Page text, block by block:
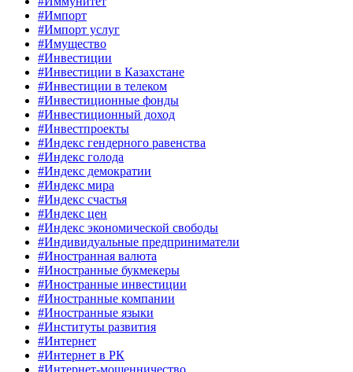
#Импорт
#Импорт услуг
#Имущество
#Инвестиции
#Инвестиции в Казахстане
#Инвестиции в телеком
#Инвестиционные фонды
#Инвестиционный доход
#Инвестпроекты
#Индекс гендерного равенства
#Индекс голода
#Индекс демократии
#Индекс мира
#Индекс счастья
#Индекс цен
#Индекс экономической свободы
#Индивидуальные предприниматели
#Иностранная валюта
#Иностранные букмекеры
#Иностранные инвестиции
#Иностранные компании
#Иностранные языки
#Институты развития
#Интернет
#Интернет в РК